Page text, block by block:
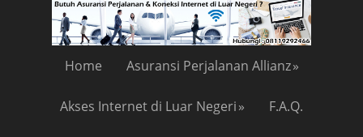
Home Asuransi Perjalanan Allianz
Akses Internet di Luar Negeri F.A.Q.